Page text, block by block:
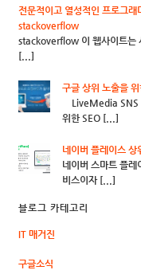
전문적이고 열성적인 프로그
stackoverflow
stackoverflow 이 웹사이트는
[...]
구글 상위 노출을
LiveMedia SNS
위한 SEO [...]
네이버 플레이스 상
네이버 스마트 플레
비스이자 [...]
블로그 카테고리
IT 매거진
구글소식